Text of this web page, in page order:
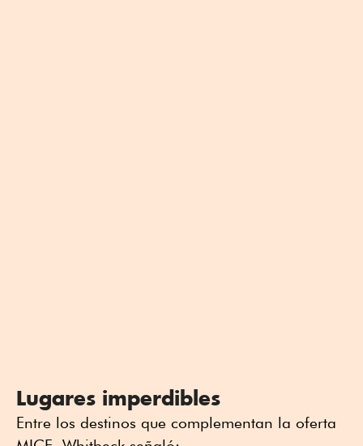
Lugares imperdibles
Entre los destinos que complementan la oferta